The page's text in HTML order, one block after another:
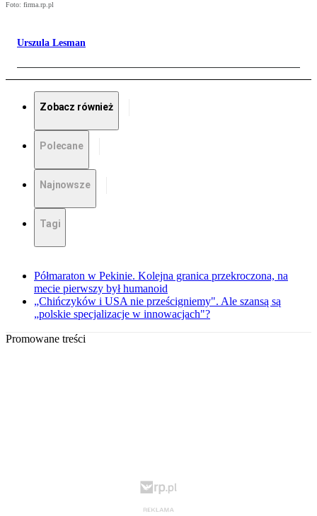
Foto: firma.rp.pl
Urszula Lesman
Zobacz również
Polecane
Najnowsze
Tagi
Półmaraton w Pekinie. Kolejna granica przekroczona, na
mecie pierwszy był humanoid
„Chińczyków i USA nie prześcigniemy". Ale szansą są
„polskie specjalizacje w innowacjach"?
Promowane treści